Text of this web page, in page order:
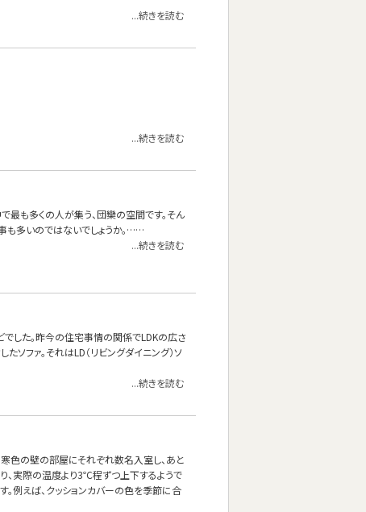
...続きを読む
...続きを読む
最も多くの人が集う、団欒の空間です。そん
も多いのではないでしょうか。……
...続きを読む
でした。昨今の住宅事情の関係でLDKの広さ
ソファ。それはLD（リビングダイニング）ソ
...続きを読む
色の壁の部屋にそれぞれ数名入室し、あと
、実際の温度より3℃程ずつ上下するようで
例えば、クッションカバーの色を季節に合